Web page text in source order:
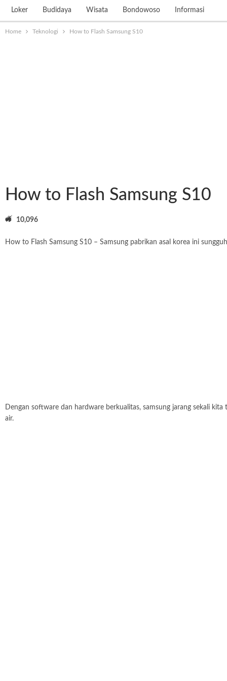
Loker Budidaya Wisata Bondowoso Informasi
Home Teknologi How to Flash Samsung S10
How to Flash Samsung S10
10,096
How to Flash Samsung S10 – Samsung pabrikan asal korea ini
Dengan software dan hardware berkualitas, samsung jarang sekali
air.